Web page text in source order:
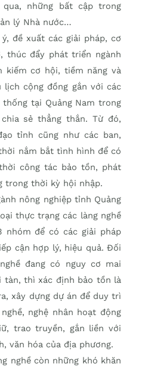
những bất cập trong
lý Nhà nước…
đề xuất các giải pháp, cơ
thúc đẩy phát triển ngành
kiếm cơ hội, tiềm năng và
cộng đồng gắn với các
tại Quảng Nam trong
sẻ thẳng thắn. Từ đó,
tỉnh cũng như các ban,
nắm bắt tình hình để có
công tác bảo tồn, phát
trong thời kỳ hội nhập.
nông nghiệp tỉnh Quảng
thực trạng các làng nghề
để có các giải pháp
cận hợp lý, hiệu quả. Đối
đang có nguy cơ mai
tàn, thì xác định bảo tồn là
xây dựng dự án để duy trì
nghệ nhân hoạt động
trao truyền, gắn liền với
văn hóa của địa phương.
nghề còn những khó khăn